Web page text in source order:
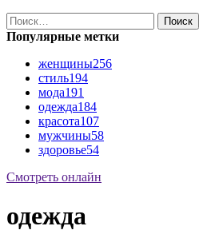
Найти:
Популярные метки
женщины256
стиль194
мода191
одежда184
красота107
мужчины58
здоровье54
Смотреть онлайн
одежда